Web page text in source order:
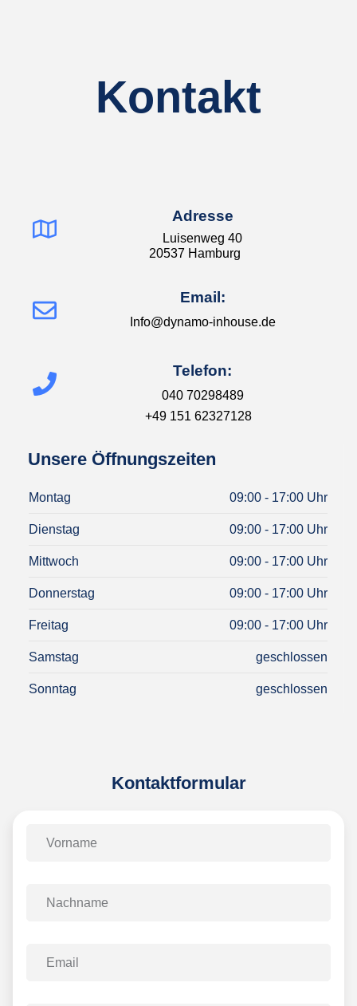
Kontakt
Adresse
Luisenweg 40
20537 Hamburg
Email:
Info@dynamo-inhouse.de
Telefon:
040 70298489
+49 151 62327128
Unsere Öffnungszeiten
Montag 09:00 - 17:00 Uhr
Dienstag 09:00 - 17:00 Uhr
Mittwoch 09:00 - 17:00 Uhr
Donnerstag 09:00 - 17:00 Uhr
Freitag 09:00 - 17:00 Uhr
Samstag geschlossen
Sonntag geschlossen
Kontaktformular